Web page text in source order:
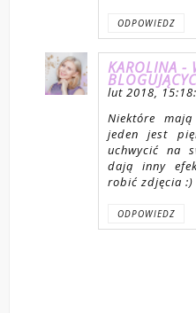
ODPOWIEDZ
KAROLINA -
lut 2018,
Niektóre
jeden jest
uchwycić na
dają inny
robić zdjęcia :)
ODPOWIEDZ